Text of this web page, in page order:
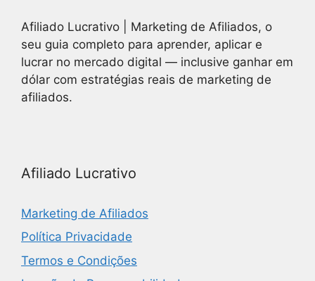
Afiliado Lucrativo | Marketing de Afiliados, o
seu guia completo para aprender, aplicar e
lucrar no mercado digital — inclusive ganhar em
dólar com estratégias reais de marketing de
afiliados.
Afiliado Lucrativo
Marketing de Afiliados
Política Privacidade
Termos e Condições